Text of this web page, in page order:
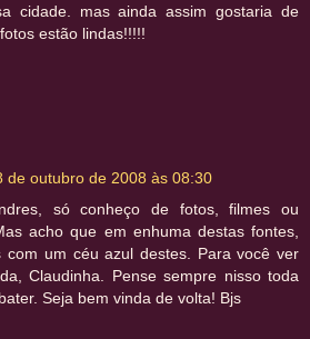
cidade. mas ainda assim gostaria de
estão lindas!!!!!
de outubro de 2008 às 08:30
só conheço de fotos, filmes ou
acho que em enhuma destas fontes,
com um céu azul destes. Para você ver
Claudinha. Pense sempre nisso toda
Seja bem vinda de volta! Bjs